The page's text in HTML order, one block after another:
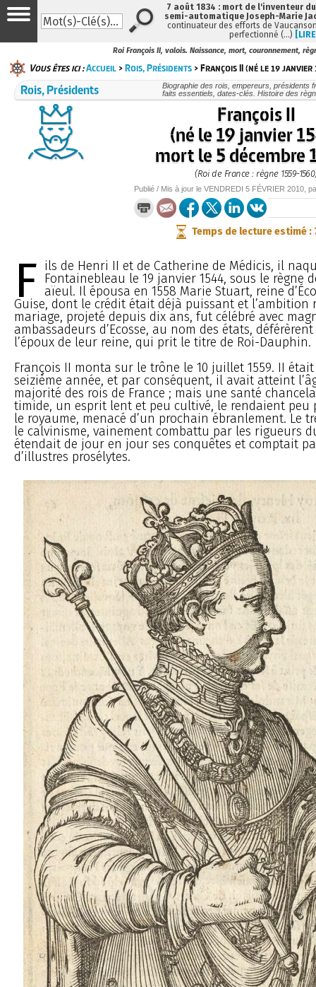
Roi François II, valois. Naissance, mort, couronnement,
Vous êtes ici :Accueil >Rois, Présidents > François II (né le 19 janvier
Rois, Présidents
Biographie des rois, empereurs, présidents
faits essentiels, dates-clés. Histoire des
François II
(né le 19 janvier
mort le 5 décembre
(Roi de France : règne 1559-
Publié / Mis à jour le VENDREDI 5 FÉVRIER 2010 ,
Temps de lecture estimé :
F ils de Henri II et de Catherine de Médicis, il
Fontainebleau le 19 janvier 1544, sous le règne
aïeul. Il épousa en 1558 Marie Stuart, reine
Guise, dont le crédit était déjà puissant et l’ambition
mariage, projeté depuis dix ans, fut célébré avec
ambassadeurs d’Ecosse, au nom des états,
l’époux de leur reine, qui prit le titre de Roi-Dauphin.
François II monta sur le trône le 10 juillet 1559. II
seizième année, et par conséquent, il avait atteint
majorité des rois de France ; mais une santé
timide, un esprit lent et peu cultivé, le rendaient peu
le royaume, menacé d’un prochain ébranlement. Le
le calvinisme, vainement combattu par les rigueurs
étendait de jour en jour ses conquêtes et comptait
d’illustres prosélytes.
7 août 1834 : mort de l'inventeur
semi-automatique Joseph-Marie
continuateur des efforts de
perfectionné (…)